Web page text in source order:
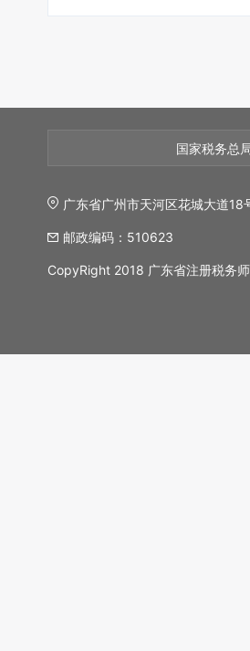
国家税务总
广东省广州市天河区花城大道
邮政编码：510623
CopyRight 2018 广东省注册税务